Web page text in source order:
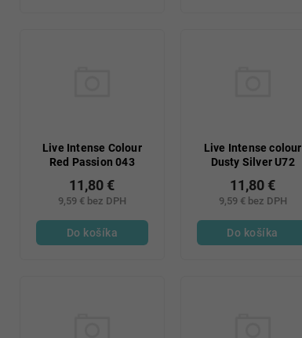
Live Intense Colour
Red Passion 043
9,59 € bez DPH
11,80 €
Do košíka
Live Intense colour
Dusty Silver U72
9,59 € bez DPH
11,80 €
Do košíka